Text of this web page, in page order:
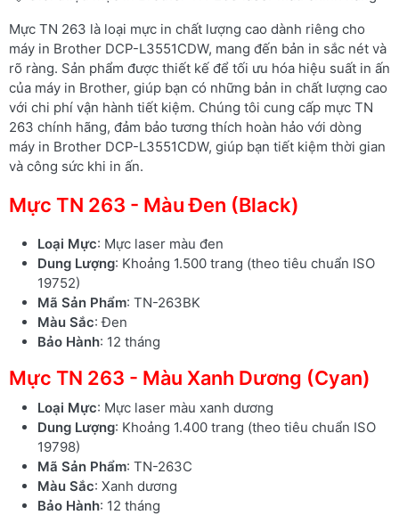
Mực TN 263 là loại mực in chất lượng cao dành riêng cho
máy in Brother DCP-L3551CDW, mang đến bản in sắc nét và
rõ ràng. Sản phẩm được thiết kế để tối ưu hóa hiệu suất in ấn
của máy in Brother, giúp bạn có những bản in chất lượng cao
với chi phí vận hành tiết kiệm. Chúng tôi cung cấp mực TN
263 chính hãng, đảm bảo tương thích hoàn hảo với dòng
máy in Brother DCP-L3551CDW, giúp bạn tiết kiệm thời gian
và công sức khi in ấn.
Mực TN 263 - Màu Đen (Black)
Loại Mực: Mực laser màu đen
Dung Lượng: Khoảng 1.500 trang (theo tiêu chuẩn ISO
19752)
Mã Sản Phẩm: TN-263BK
Màu Sắc: Đen
Bảo Hành: 12 tháng
Mực TN 263 - Màu Xanh Dương (Cyan)
Loại Mực: Mực laser màu xanh dương
Dung Lượng: Khoảng 1.400 trang (theo tiêu chuẩn ISO
19798)
Mã Sản Phẩm: TN-263C
Màu Sắc: Xanh dương
Bảo Hành: 12 tháng